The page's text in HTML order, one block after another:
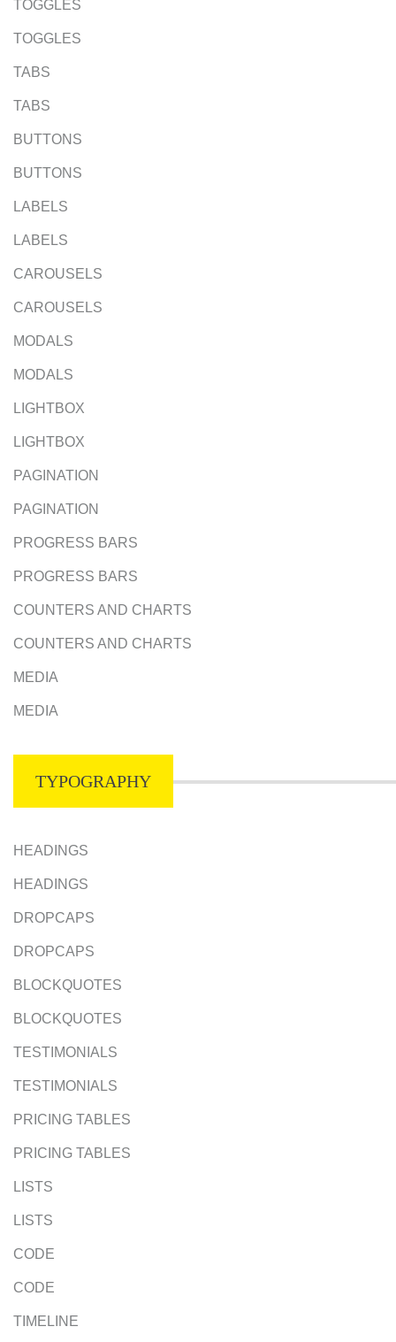
TOGGLES
TOGGLES
TABS
TABS
BUTTONS
BUTTONS
LABELS
LABELS
CAROUSELS
CAROUSELS
MODALS
MODALS
LIGHTBOX
LIGHTBOX
PAGINATION
PAGINATION
PROGRESS BARS
PROGRESS BARS
COUNTERS AND CHARTS
COUNTERS AND CHARTS
MEDIA
MEDIA
TYPOGRAPHY
HEADINGS
HEADINGS
DROPCAPS
DROPCAPS
BLOCKQUOTES
BLOCKQUOTES
TESTIMONIALS
TESTIMONIALS
PRICING TABLES
PRICING TABLES
LISTS
LISTS
CODE
CODE
TIMELINE